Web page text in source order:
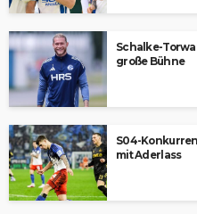
Schalke-
große Bühne
S04-
mit Aderlass